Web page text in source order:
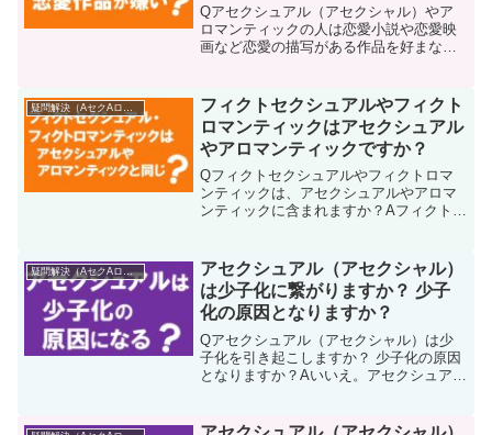
Qアセクシュアル（アセクシャル）やア
ロマンティックの人は恋愛小説や恋愛映
画など恋愛の描写がある作品を好まない
愛作品が嫌いだったり、苦手な人もいま
すが、一方で恋愛作品を...
疑問解決（AセクAロマ）
フィクトセクシュアルやフィクト
ロマンティックはアセクシュアル
やアロマンティックですか？
Qフィクトセクシュアルやフィクトロマ
ンティックは、アセクシュアルやアロマ
ンティックに含まれますか？Aフィクトセ
やアロマンティックであるかどうかはそ
の人しだいで異なります...
疑問解決（AセクAロマ）
アセクシュアル（アセクシャル）
は少子化に繋がりますか？ 少子
化の原因となりますか？
Qアセクシュアル（アセクシャル）は少
子化を引き起こしますか？ 少子化の原因
となりますか？Aいいえ。アセクシュアル
は関係ある？こうはい日本では「少子高